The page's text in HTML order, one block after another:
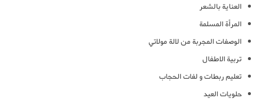
العناية بالشعر
المرأة المسلمة
الوصفات المجربة من لالة مولاتي
تربية الاطفال
تعليم ربطات و لفات الحجاب
حلويات العيد